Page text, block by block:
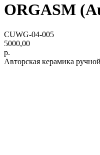
ORGASM
CUWG-04-005
5000,00
р.
Авторская керамика